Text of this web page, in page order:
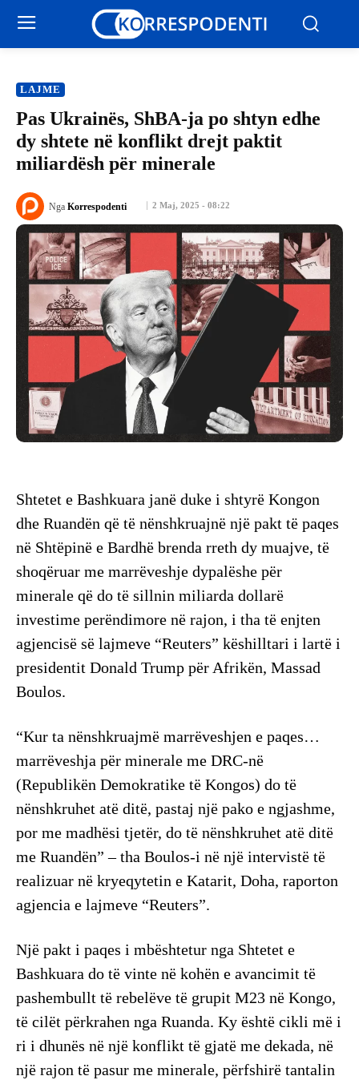
LAJME
Pas Ukrainës, ShBA-ja po shtyn edhe
dy shtete në konflikt drejt paktit
miliardësh për minerale
2 Maj, 2025 - 08:22
Nga Korrespodenti
Shtetet e Bashkuara janë duke i shtyrë Kongon
dhe Ruandën që të nënshkruajnë një pakt të paqes
në Shtëpinë e Bardhë brenda rreth dy muajve, të
shoqëruar me marrëveshje dypalëshe për
minerale që do të sillnin miliarda dollarë
investime perëndimore në rajon, i tha të enjten
agjencisë së lajmeve “Reuters” këshilltari i lartë i
presidentit Donald Trump për Afrikën, Massad
Boulos.
“Kur ta nënshkruajmë marrëveshjen e paqes…
marrëveshja për minerale me DRC-në
(Republikën Demokratike të Kongos) do të
nënshkruhet atë ditë, pastaj një pako e ngjashme,
por me madhësi tjetër, do të nënshkruhet atë ditë
me Ruandën” – tha Boulos-i në një intervistë të
realizuar në kryeqytetin e Katarit, Doha, raporton
agjencia e lajmeve “Reuters”.
Një pakt i paqes i mbështetur nga Shtetet e
Bashkuara do të vinte në kohën e avancimit të
pashembullt të rebelëve të grupit M23 në Kongo,
të cilët përkrahen nga Ruanda. Ky është cikli më i
ri i dhunës në një konflikt të gjatë me dekada, në
një rajon të pasur me minerale, përfshirë tantalin